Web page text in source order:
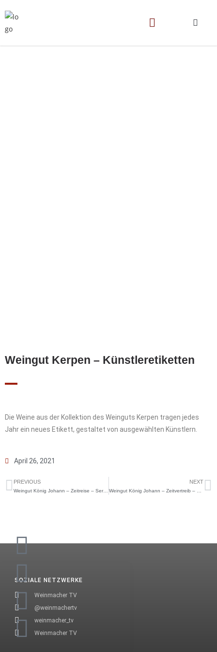
Weingut Kerpen – Künstleretiketten
Die Weine aus der Kollektion des Weinguts Kerpen tragen jedes
Jahr ein neues Etikett, gestaltet von ausgewählten Künstlern.
April 26, 2021
PREVIOUS
Weingut König Johann – Zeitreise – Serriger Riesling Feinherb 2014
NEXT
SOZIALE NETZWERKE
Weinmacher TV
@weinmachertv
weinmacher_tv
Weinmacher TV